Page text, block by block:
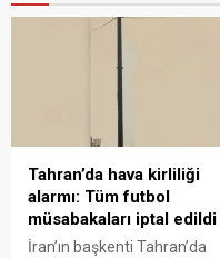
Tahran’da hava kirliliği
alarmı: Tüm futbol
müsabakaları iptal edildi
İran’ın başkenti Tahran’da